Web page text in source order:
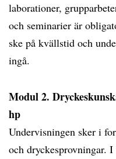
laborationer,
och seminarier är
ske på kvällstid och
ingå.
Modul 2.
hp
Undervisningen sker i
och dryckesprovningar.